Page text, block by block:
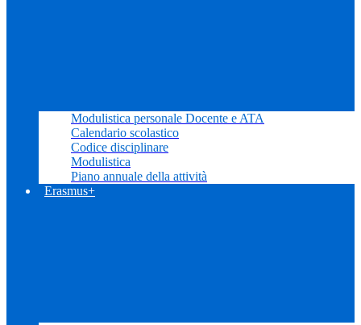
Modulistica personale Docente e ATA
Calendario scolastico
Codice disciplinare
Modulistica
Piano annuale della attività
Erasmus+